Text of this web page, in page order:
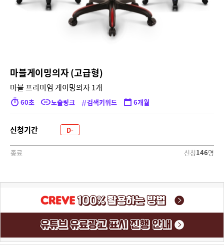
마블게이밍의자 (고급형)
마블 프리미엄 게이밍의자 1개
60초 노출링크 #검색키워드 6개월
신청기간
D-
종료
명
146
신청